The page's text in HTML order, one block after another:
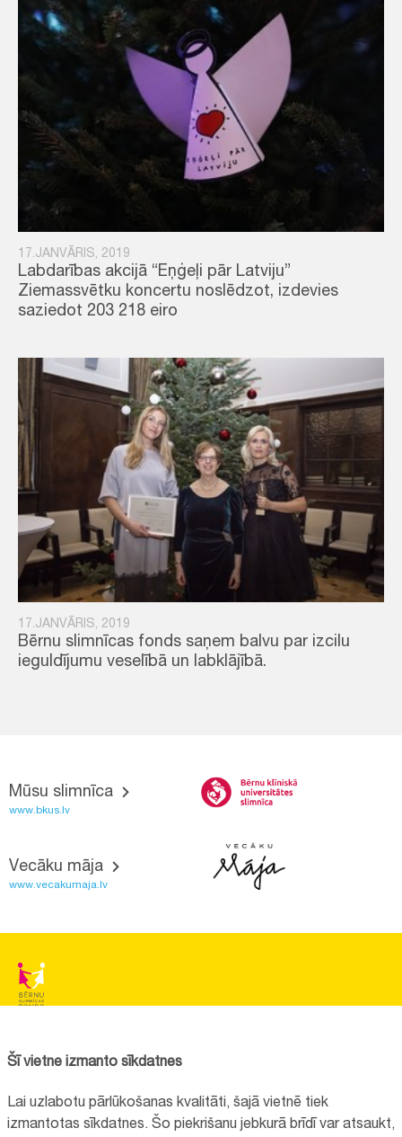
17.JANVĀRIS, 2019
Labdarības akcijā “Eņģeļi pār Latviju”
Ziemassvētku koncertu noslēdzot, izdevies
saziedot 203 218 eiro
17.JANVĀRIS, 2019
Bērnu slimnīcas fonds saņem balvu par izcilu
ieguldījumu veselībā un labklājībā.
Mūsu slimnīca
www.bkus.lv
Vecāku māja
www.vecakumaja.lv
Reģistrācijas nr.:40008057120
+371 67064475
Šī vietne izmanto sīkdatnes
Lai uzlabotu pārlūkošanas kvalitāti, šajā vietnē tiek
izmantotas sīkdatnes. Šo piekrišanu jebkurā brīdī var atsaukt,